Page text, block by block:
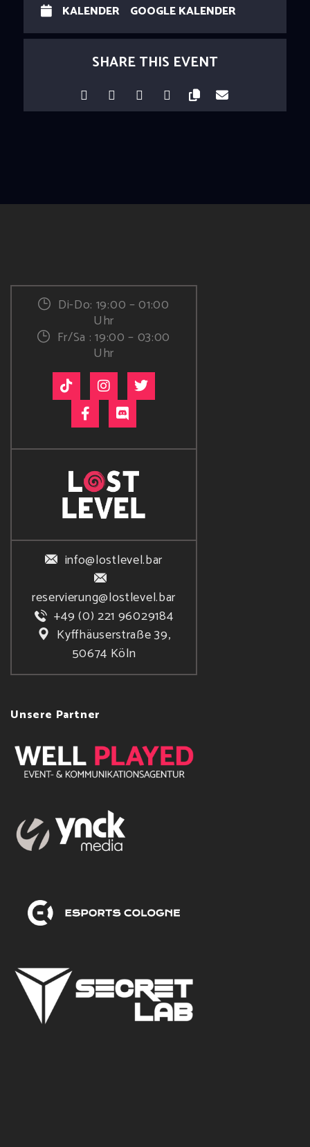
KALENDER GOOGLE KALENDER
SHARE THIS EVENT
Di-Do: 19:00 – 01:00
Uhr
Fr/Sa : 19:00 – 03:00
Uhr
info@lostlevel.bar
reservierung@lostlevel.bar
+49 (0) 221 96029184
Kyffhäuserstraße 39,
50674 Köln
Unsere Partner